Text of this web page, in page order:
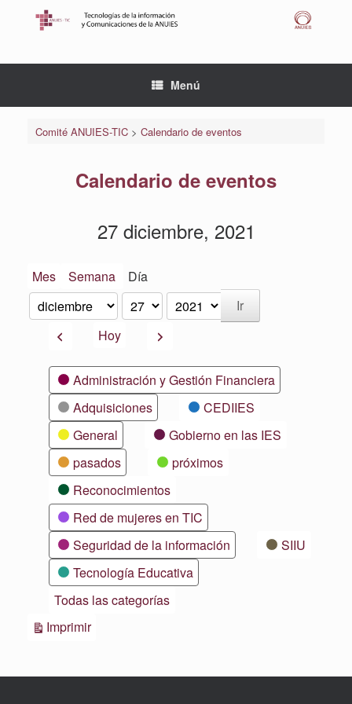
Menú
Comité ANUIES-TIC> Calendario de eventos
Calendario de eventos
27 diciembre, 2021
Mes Semana Día
Mes
Día
Año
AnteriorHoy Siguiente
CategoríasAdministración y Gestión Financiera
Adquisiciones
CEDIIES
General
Gobierno en las IES
pasados
próximos
Reconocimientos
Red de mujeres en TIC
Seguridad de la información
SIIU
Tecnología Educativa
Todas las categorías
ImprimirVistas